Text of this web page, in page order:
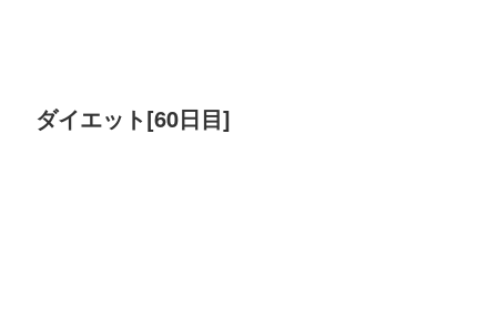
ダイエット[60日目]